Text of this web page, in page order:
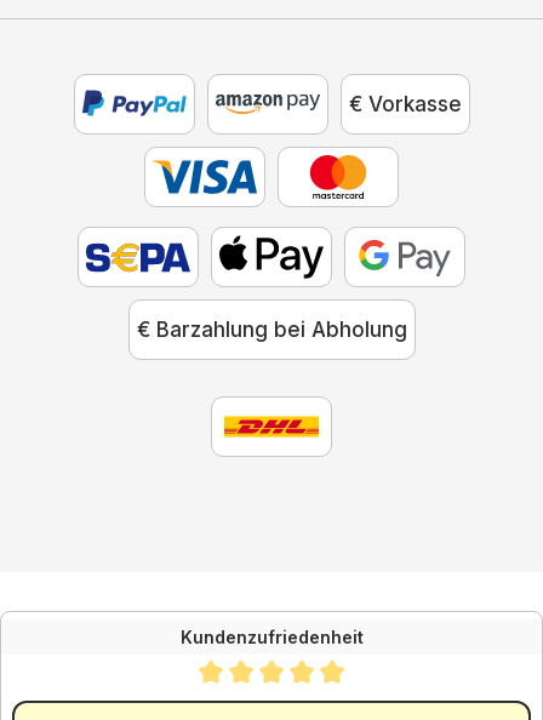
€ Vorkasse
€ Barzahlung bei Abholung
Kundenzufriedenheit
Durchschnittliche Bewertung von 4.88 von 5 Sternen
SEHR GUT